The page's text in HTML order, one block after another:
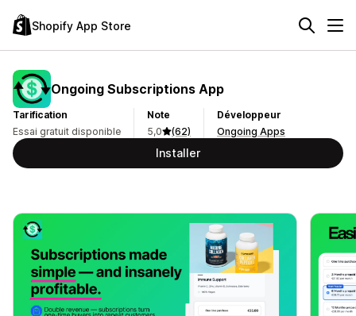
Shopify App Store
Ongoing Subscriptions App
Tarification
Essai gratuit disponible
Note
5,0
(62)
Développeur
Ongoing Apps
Installer